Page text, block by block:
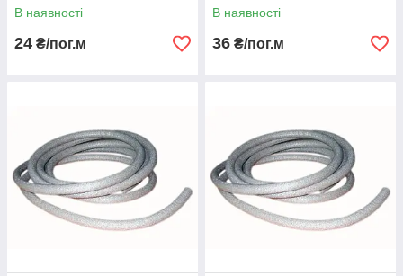
В наявності
24 ₴/пог.м
В наявності
36 ₴/пог.м